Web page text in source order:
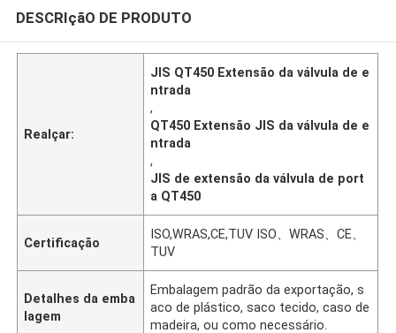
DESCRIçãO DE PRODUTO
Realçar:
JIS QT450 Extensão da válvula de e
ntrada
,
QT450 Extensão JIS da válvula de e
ntrada
,
JIS de extensão da válvula de port
a QT450
Certificação
ISO,WRAS,CE,TUV ISO、WRAS、CE、
TUV
Detalhes da emba
lagem
Embalagem padrão da exportação, s
aco de plástico, saco tecido, caso de
madeira, ou como necessário.